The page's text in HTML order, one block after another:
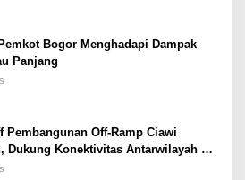
di Jakarta Selatan
Bogor Menghadapi Dampak
Panjang
Pembangunan Off-Ramp Ciawi
Dukung Konektivitas Antarwilayah di